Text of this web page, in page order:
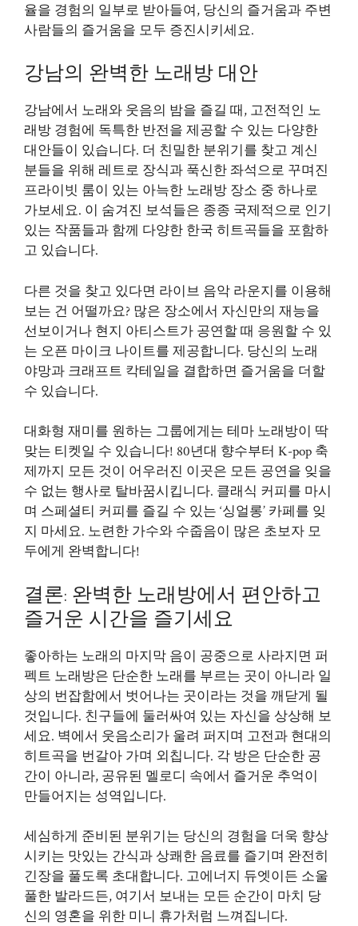
율을 경험의 일부로 받아들여, 당신의 즐거움과 주변
사람들의 즐거움을 모두 증진시키세요.
강남의 완벽한 노래방 대안
강남에서 노래와 웃음의 밤을 즐길 때, 고전적인 노
래방 경험에 독특한 반전을 제공할 수 있는 다양한
대안들이 있습니다. 더 친밀한 분위기를 찾고 계신
분들을 위해 레트로 장식과 푹신한 좌석으로 꾸며진
프라이빗 룸이 있는 아늑한 노래방 장소 중 하나로
가보세요. 이 숨겨진 보석들은 종종 국제적으로 인기
있는 작품들과 함께 다양한 한국 히트곡들을 포함하
고 있습니다.
다른 것을 찾고 있다면 라이브 음악 라운지를 이용해
보는 건 어떨까요? 많은 장소에서 자신만의 재능을
선보이거나 현지 아티스트가 공연할 때 응원할 수 있
는 오픈 마이크 나이트를 제공합니다. 당신의 노래
야망과 크래프트 칵테일을 결합하면 즐거움을 더할
수 있습니다.
대화형 재미를 원하는 그룹에게는 테마 노래방이 딱
맞는 티켓일 수 있습니다! 80년대 향수부터 K-pop 축
제까지 모든 것이 어우러진 이곳은 모든 공연을 잊을
수 없는 행사로 탈바꿈시킵니다. 클래식 커피를 마시
며 스페셜티 커피를 즐길 수 있는 ‘싱얼롱’ 카페를 잊
지 마세요. 노련한 가수와 수줍음이 많은 초보자 모
두에게 완벽합니다!
결론: 완벽한 노래방에서 편안하고
즐거운 시간을 즐기세요
좋아하는 노래의 마지막 음이 공중으로 사라지면 퍼
펙트 노래방은 단순한 노래를 부르는 곳이 아니라 일
상의 번잡함에서 벗어나는 곳이라는 것을 깨닫게 될
것입니다. 친구들에 둘러싸여 있는 자신을 상상해 보
세요. 벽에서 웃음소리가 울려 퍼지며 고전과 현대의
히트곡을 번갈아 가며 외칩니다. 각 방은 단순한 공
간이 아니라, 공유된 멜로디 속에서 즐거운 추억이
만들어지는 성역입니다.
세심하게 준비된 분위기는 당신의 경험을 더욱 향상
시키는 맛있는 간식과 상쾌한 음료를 즐기며 완전히
긴장을 풀도록 초대합니다. 고에너지 듀엣이든 소울
풀한 발라드든, 여기서 보내는 모든 순간이 마치 당
신의 영혼을 위한 미니 휴가처럼 느껴집니다.